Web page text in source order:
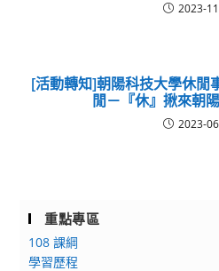
2023-
[活動轉知]朝陽科技大學休閒
閒－『休』揪來朝
2023-
重點專區
108 課綱
學習歷程